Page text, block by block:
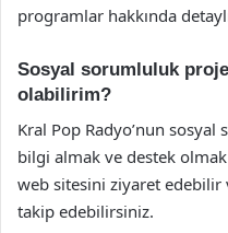
programlar hakkında
Sosyal sorumluluk
olabilirim?
Kral Pop Radyo’nun
bilgi almak ve destek
web sitesini ziyaret edebilir
takip edebilirsiniz.